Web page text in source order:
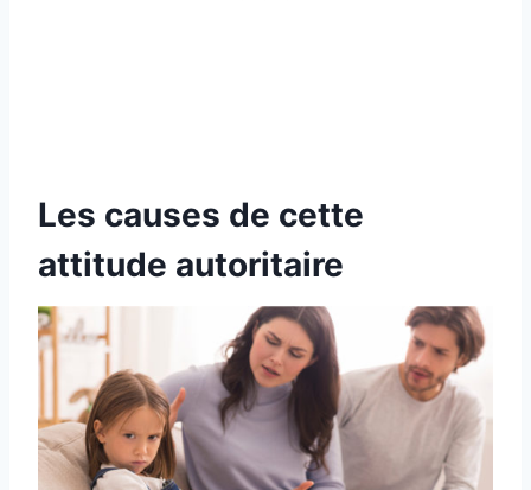
Les causes de cette
attitude autoritaire